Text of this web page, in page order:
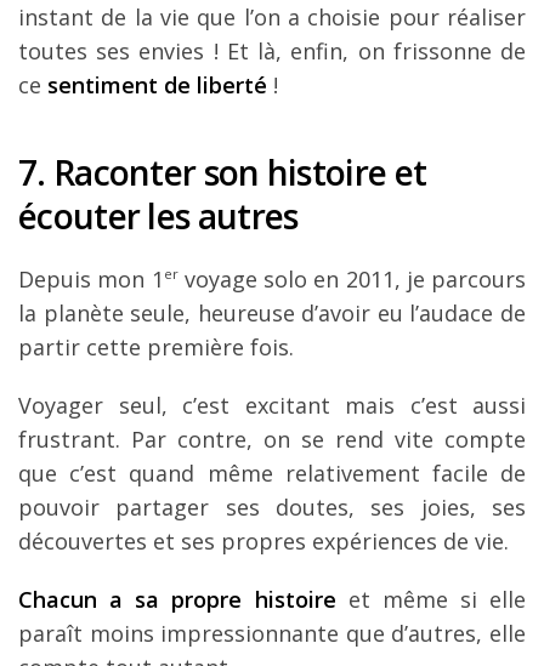
instant de la vie que l’on a choisie pour réaliser
toutes ses envies ! Et là, enfin, on frissonne de
ce sentiment de liberté !
7. Raconter son histoire et
écouter les autres
Depuis mon 1 ervoyage solo en 2011, je parcours
la planète seule, heureuse d’avoir eu l’audace de
partir cette première fois.
Voyager seul, c’est excitant mais c’est aussi
frustrant. Par contre, on se rend vite compte
que c’est quand même relativement facile de
pouvoir partager ses doutes, ses joies, ses
découvertes et ses propres expériences de vie.
Chacun a sa propre histoire et même si elle
paraît moins impressionnante que d’autres, elle